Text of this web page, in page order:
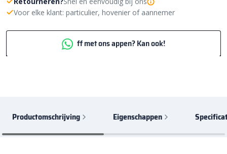
Voor elke klant: particulier, hovenier of aannemer
ff met ons appen? Kan ook!
Productomschrijving Eigenschappen